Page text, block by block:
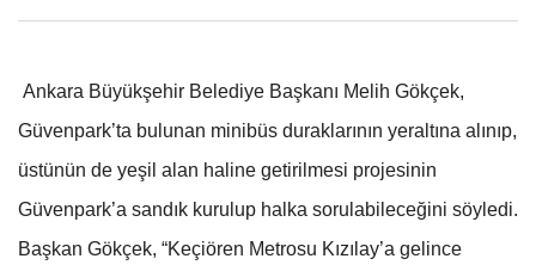
Ankara Büyükşehir Belediye Başkanı Melih Gökçek,
Güvenpark’ta bulunan minibüs duraklarının yeraltına alınıp,
üstünün de yeşil alan haline getirilmesi projesinin
Güvenpark’a sandık kurulup halka sorulabileceğini söyledi.
Başkan Gökçek, “Keçiören Metrosu Kızılay’a gelince